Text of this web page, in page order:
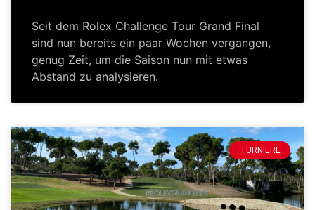
Seit dem Rolex Challenge Tour Grand Final
sind nun bereits ein paar Wochen vergangen,
genug Zeit, um die Saison nun mit etwas
Abstand zu analysieren.
TURNIERE